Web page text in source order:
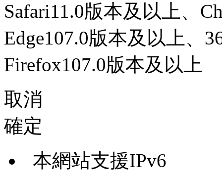
Safari11.0版本及以上、
Edge107.0版本及以上、
Firefox107.0版本及以上
取消
確定
本網站支援IPv6